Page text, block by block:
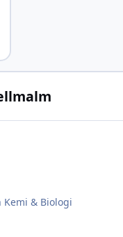
Kemi & Biologi